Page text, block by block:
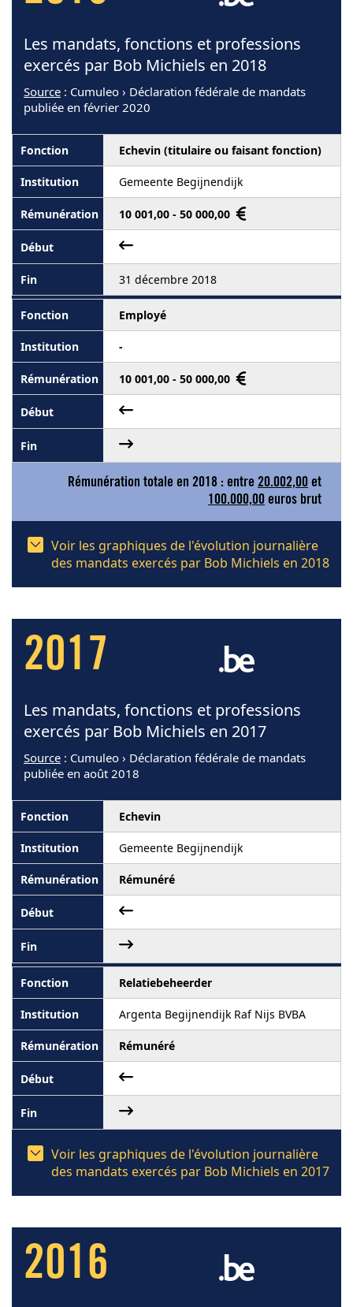
Les mandats, fonctions et professions
exercés par Bob Michiels en 2018
Source : Cumuleo › Déclaration fédérale de mandats
publiée en février 2020
Echevin (titulaire ou faisant fonction)
Gemeente Begijnendijk
10 001,00 - 50 000,00
31 décembre 2018
Employé
-
10 001,00 - 50 000,00
Rémunération totale en 2018 : entre 20.002,00 et
100.000,00 euros brut
Voir les graphiques de l'évolution journalière
des mandats exercés par Bob Michiels en 2018
2017
Les mandats, fonctions et professions
exercés par Bob Michiels en 2017
Source : Cumuleo › Déclaration fédérale de mandats
publiée en août 2018
Echevin
Gemeente Begijnendijk
Rémunéré
Relatiebeheerder
Argenta Begijnendijk Raf Nijs BVBA
Rémunéré
Voir les graphiques de l'évolution journalière
des mandats exercés par Bob Michiels en 2017
2016